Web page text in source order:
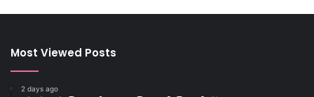
Most Viewed Posts
2 days ago